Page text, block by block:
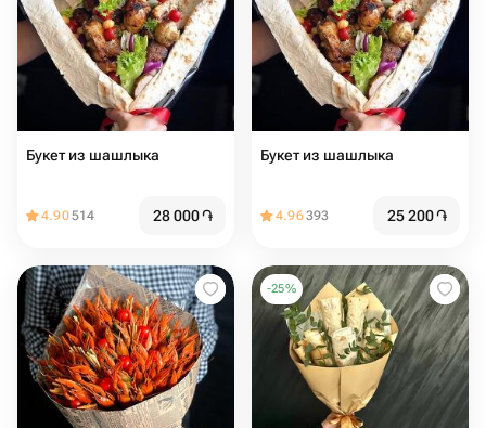
Букет из шашлыка
4.90514 28 000֏
Букет из шашлыка
4.96393 25 200֏
-25%